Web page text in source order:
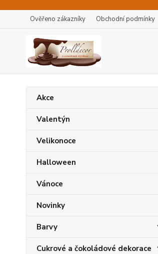
Ověřeno zákazníky Obchodní podmínky
Akce
Valentýn
Velikonoce
Halloween
Vánoce
Novinky
Barvy
Cukrové a čokoládové dekorace